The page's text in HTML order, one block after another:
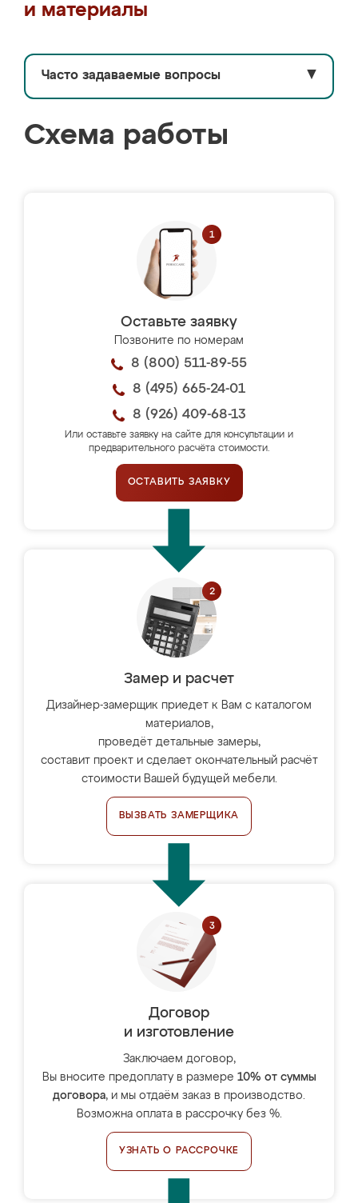
и материалы
Часто задаваемые вопросы ▼
Схема работы
Оставьте заявку
Позвоните по номерам
8 (800) 511-89-55
8 (495) 665-24-01
8 (926) 409-68-13
Или оставьте заявку на сайте для консультации и
предварительного расчёта стоимости.
ОСТАВИТЬ ЗАЯВКУ
Замер и расчет
Дизайнер-замерщик приедет к Вам с каталогом
материалов,
проведёт детальные замеры,
составит проект и сделает окончательный расчёт
стоимости Вашей будущей мебели.
ВЫЗВАТЬ ЗАМЕРЩИКА
Договор
и изготовление
Заключаем договор,
Вы вносите предоплату в размере 10% от суммы
договора, и мы отдаём заказ в производство.
Возможна оплата в рассрочку без %.
УЗНАТЬ О РАССРОЧКЕ